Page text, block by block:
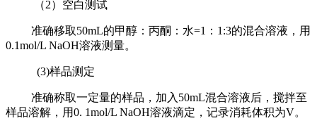
（2）空白测试
准确移取50mL的甲醇：丙酮：水=1：1:3的混合溶液，用
0.1mol/L NaOH溶液测量。
(3)样品测定
准确称取一定量的样品，加入50mL混合溶液后，搅拌至
样品溶解，用0. 1mol/L NaOH溶液滴定，记录消耗体积为V。